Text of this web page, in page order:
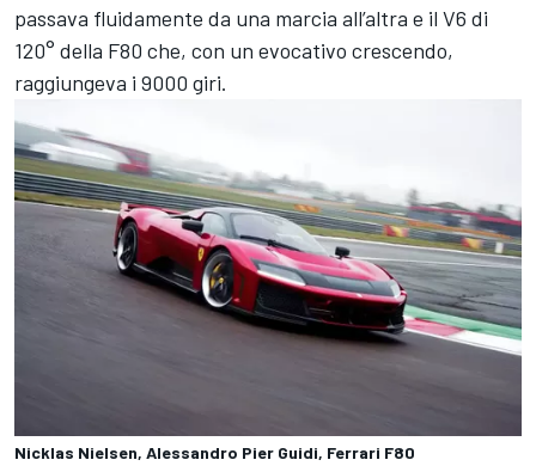
passava fluidamente da una marcia all’altra e il V6 di
120° della F80 che, con un evocativo crescendo,
raggiungeva i 9000 giri.
Nicklas Nielsen, Alessandro Pier Guidi, Ferrari F80